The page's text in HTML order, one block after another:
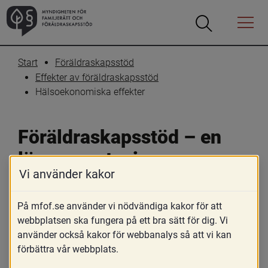
Öppna
Öppna
Menyn
Start
Föräldraskapsstöd
Effekter av föräldraskapsstöd
Hälsoekonomiska effekter
Föräldraskapsstöd – en
lönsam satsning
För att underlätta för politiker och
beslutsfattare har hälsoekonomiska
analyser av föräldraskapsstödsprogram
Vi använder kakor
På mfof.se använder vi nödvändiga kakor för att
webbplatsen ska fungera på ett bra sätt för dig. Vi
använder också kakor för webbanalys så att vi kan
förbättra vår webbplats.